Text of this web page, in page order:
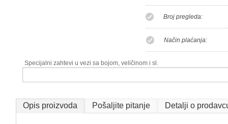
Broj pregleda:
Način plaćanja:
Specijalni zahtevi u vezi sa bojom, veličinom i sl.
Opis proizvoda Pošaljite pitanje Detalji o